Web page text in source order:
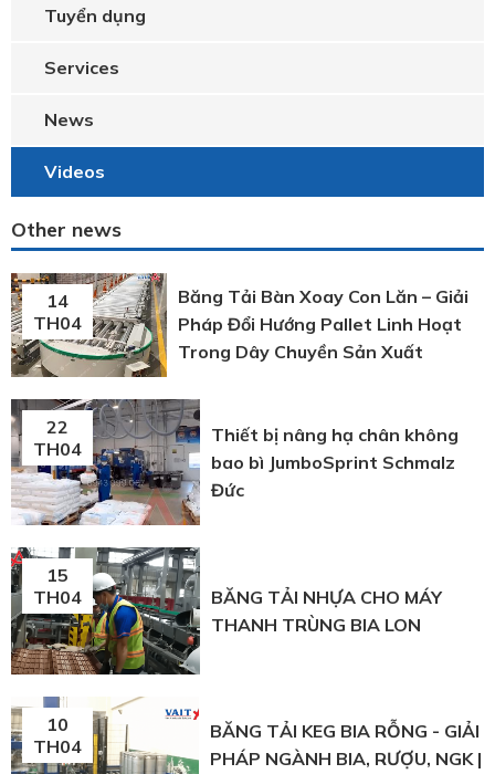
Tuyển dụng
Services
News
Videos
Other news
14
TH04
Băng Tải Bàn Xoay Con Lăn – Giải
Pháp Đổi Hướng Pallet Linh Hoạt
Trong Dây Chuyền Sản Xuất
22
TH04
Thiết bị nâng hạ chân không
bao bì JumboSprint Schmalz
Đức
15
TH04
BĂNG TẢI NHỰA CHO MÁY
THANH TRÙNG BIA LON
10
TH04
BĂNG TẢI KEG BIA RỖNG - GIẢI
PHÁP NGÀNH BIA, RƯỢU, NGK |